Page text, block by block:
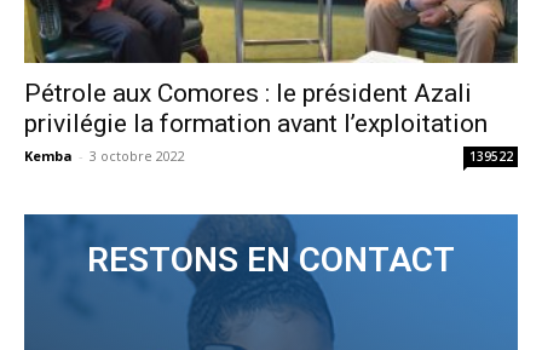
Pétrole aux Comores : le président Azali
privilégie la formation avant l’exploitation
Kemba - 3 octobre 2022 139522
RESTONS EN CONTACT